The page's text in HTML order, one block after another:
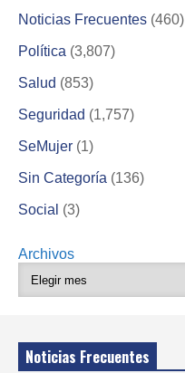
Noticias Frecuentes (460)
Política (3,807)
Salud (853)
Seguridad (1,757)
SeMujer (1)
Sin Categoría (136)
Social (3)
Archivos
Noticias Frecuentes